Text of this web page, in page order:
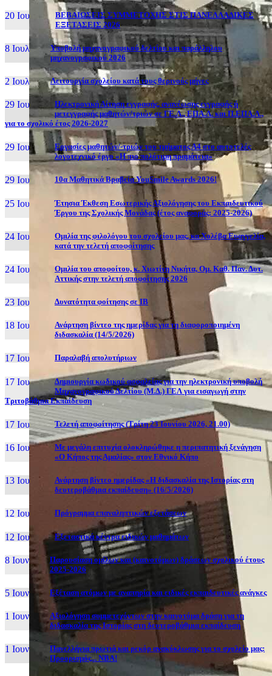
20 Ιουλ, 26
ΒΕΒΑΙΩΣΕΙΣ ΣΥΜΜΕΤΟΧΗΣ ΣΤΙΣ ΠΑΝΕΛΛΑΔΙΚΕΣ
ΕΞΕΤΑΣΕΙΣ 2026
8 Ιουλ, 26
Υποβολή μηχανογραφικού δελτίου και παράλληλου
μηχανογραφικού 2026
2 Ιουλ, 26 Λειτουργία σχολείου κατά τους θερινούς μήνες
29 Ιουν, 26
Ηλεκτρονική Αίτηση εγγραφής, ανανέωσης εγγραφής ή
μετεγγραφής μαθητών/τριών σε ΓΕ.Λ., ΕΠΑ.Λ. και Π.ΕΠΑ.Λ.,
για το σχολικό έτος 2026-2027
29 Ιουν, 26
Εργασίες μαθητών/-τριών του τμήματος Α4 στο αυτοτελές
λογοτεχνικό έργο «Η πιο πολύτιμη πραμάτεια»
29 Ιουν, 26 10α Μαθητικά Βραβεία YouSmile Awards 2026!
25 Ιουν, 26
Έτησια Έκθεση Εσωτερικής Αξιολόγησης του Εκπαιδευτικού
Έργου της Σχολικής Μονάδας (έτος αναφοράς: 2025-2026)
24 Ιουν, 26
Ομιλία της φιλολόγου του σχολείου μας, κα Χολέβα Ευαγγελία,
κατά την τελετή αποφοίτησης
24 Ιουν, 26
Ομιλία του αποφοίτου, κ. Χιωτίνη Νικήτα, Ομ. Καθ. Παν. Δυτ.
Αττικής στην τελετή αποφοίτησης 2026
23 Ιουν, 26 Δυνατότητα φοίτησης σε ΙΒ
18 Ιουν, 26
Ανάρτηση βίντεο της ημερίδας για τη διαφοροποιημένη
διδασκαλία (14/5/2026)
17 Ιουν, 26 Παραλαβή απολυτήριων
17 Ιουν, 26
Δημιουργία κωδικού ασφαλείας για την ηλεκτρονική υποβολή
Μηχανογραφικού Δελτίου (Μ.Δ.) ΓΕΛ για εισαγωγή στην
Τριτοβάθμια Εκπαίδευση
17 Ιουν, 26 Τελετή αποφοίτησης (Τρίτη 23 Ιουνίου 2026, 21.00)
16 Ιουν, 26
Με μεγάλη επιτυχία ολοκληρώθηκε η περιπατητική ξενάγηση
«Ο Κήπος της Αμαλίας» στον Εθνικό Κήπο
13 Ιουν, 26
Ανάρτηση βίντεο ημερίδας «Η διδασκαλία της Ιστορίας στη
δευτεροβάθμια εκπαίδευση» (16/5/2026)
12 Ιουν, 26 Πρόγραμμα επαναληπτικών εξετάσεων
12 Ιουν, 26 Εξεταστικά κέντρα ειδικών μαθημάτων
8 Ιουν, 26
Παρουσίαση ομίλων και (καινοτόμων) δράσεων σχολικού έτους
2025-2026
5 Ιουν, 26 Εξέταση ατόμων με αναπηρία και ειδικές εκπαιδευτικές ανάγκες
1 Ιουν, 26
Αξιολόγηση συμμετεχόντων στην καινοτόμα δράση για τη
διδασκαλία της Ιστορίας στη δευτεροβάθμια εκπαίδευση
1 Ιουν, 26
Πανελλήνια πρωτιά και ρεκόρ ανακύκλωσης για το σχολείο μας:
Προορισμός... NBA!